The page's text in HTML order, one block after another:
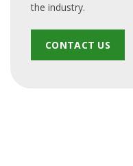
the industry.
CONTACT US